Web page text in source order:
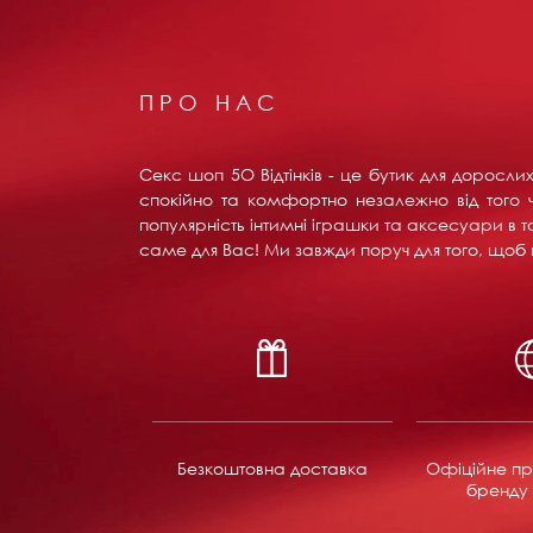
ПРО НАС
Секс шоп 5О Відтінків - це бутик для
спокійно та комфортно незалежно від того
популярність інтимні іграшки та аксесуари в
саме для Вас! Ми завжди поруч для того, щоб
Безкоштовна доставка
Офіційне
бренду